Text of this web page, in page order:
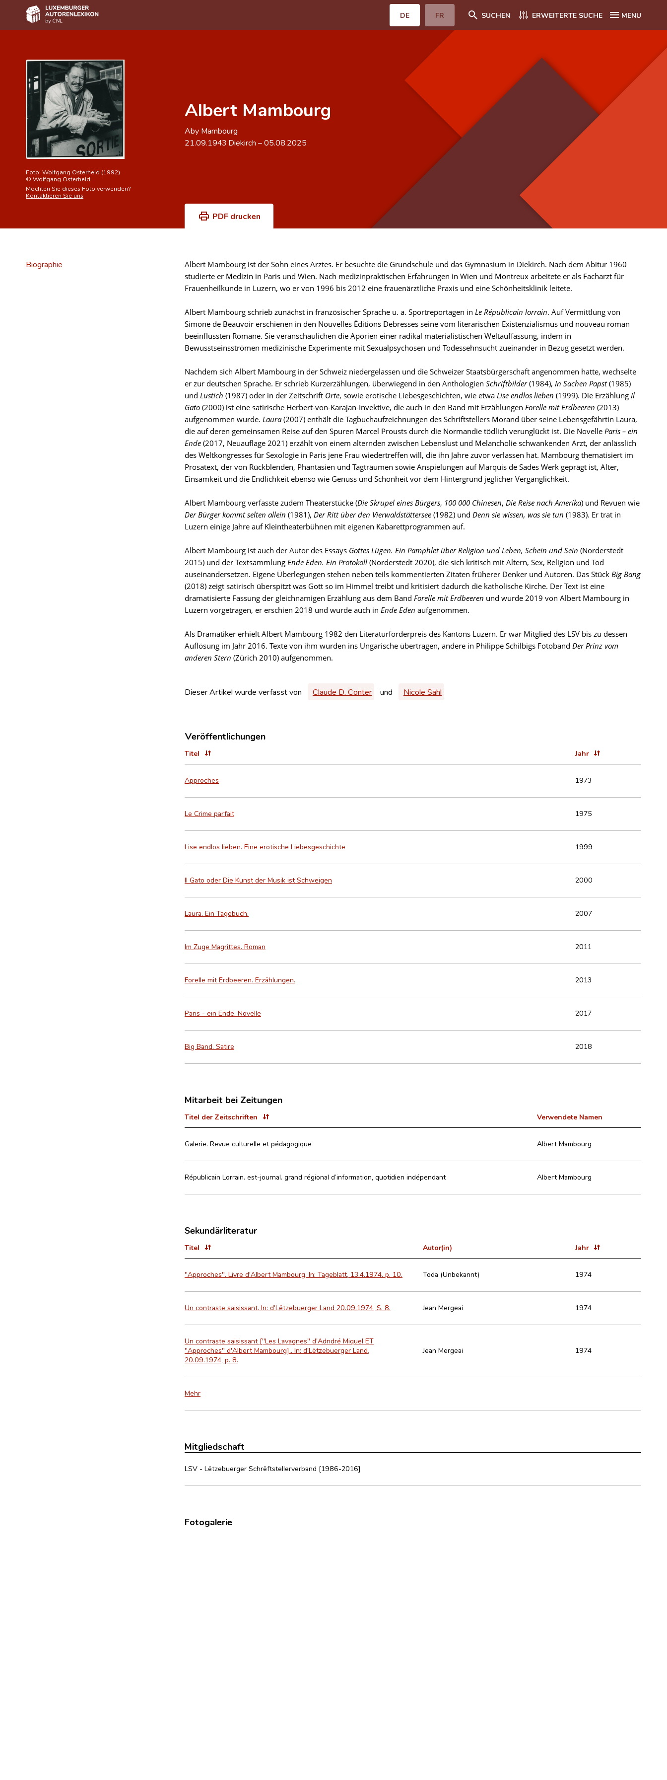
DE FR SUCHEN ERWEITERTE SUCHE MENU
Autor(inn)en A-Z
Erweiterte Suche
Häufige Fragen und Antworten
CNL
Forschungsgruppe
Kontakt
Foto: Wolfgang Osterheld (1992)
© Wolfgang Osterheld
Möchten Sie dieses Foto verwenden?
Kontaktieren Sie uns
Albert Mambourg
Aby Mambourg
21.09.1943 Diekirch –05.08.2025
PDF drucken
Biographie
Albert Mambourg ist der Sohn eines Arztes. Er besuchte die Grundschule und das Gymnasium in Diekirch. Nach dem Abitur 1960
studierte er Medizin in Paris und Wien. Nach medizinpraktischen Erfahrungen in Wien und Montreux arbeitete er als Facharzt für
Frauenheilkunde in Luzern, wo er von 1996 bis 2012 eine frauenärztliche Praxis und eine Schönheitsklinik leitete.
Albert Mambourg schrieb zunächst in französischer Sprache u. a. Sportreportagen in Le Républicain lorrain. Auf Vermittlung von
Simone de Beauvoir erschienen in den Nouvelles Éditions Debresses seine vom literarischen Existenzialismus und nouveau roman
beeinflussten Romane. Sie veranschaulichen die Aporien einer radikal materialistischen Weltauffassung, indem in
Bewusstseinsströmen medizinische Experimente mit Sexualpsychosen und Todessehnsucht zueinander in Bezug gesetzt werden.
Nachdem sich Albert Mambourg in der Schweiz niedergelassen und die Schweizer Staatsbürgerschaft angenommen hatte, wechselte
er zur deutschen Sprache. Er schrieb Kurzerzählungen, überwiegend in den Anthologien Schriftbilder(1984), In Sachen Papst(1985)
und Lustich (1987) oder in der Zeitschrift Orte, sowie erotische Liebesgeschichten, wie etwa Lise endlos lieben (1999). Die Erzählung Il
Gato (2000) ist eine satirische Herbert-von-Karajan-Invektive, die auch in den Band mit Erzählungen Forelle mit Erdbeeren (2013)
aufgenommen wurde. Laura(2007) enthält die Tagbuchaufzeichnungen des Schriftstellers Morand über seine Lebensgefährtin Laura,
die auf deren gemeinsamen Reise auf den Spuren Marcel Prousts durch die Normandie tödlich verunglückt ist. Die Novelle Paris – ein
Ende (2017, Neuauflage 2021) erzählt von einem alternden zwischen Lebenslust und Melancholie schwankenden Arzt, der anlässlich
des Weltkongresses für Sexologie in Paris jene Frau wiedertreffen will, die ihn Jahre zuvor verlassen hat. Mambourg thematisiert im
Prosatext, der von Rückblenden, Phantasien und Tagträumen sowie Anspielungen auf Marquis de Sades Werk geprägt ist, Alter,
Einsamkeit und die Endlichkeit ebenso wie Genuss und Schönheit vor dem Hintergrund jeglicher Vergänglichkeit.
Albert Mambourg verfasste zudem Theaterstücke (Die Skrupel eines Bürgers, 100 000 Chinesen, Die Reise nach Amerika) und Revuen wie
Der Bürger kommt selten allein (1981), Der Ritt über den Vierwaldstättersee (1982) und Denn sie wissen, was sie tun (1983). Er trat in
Luzern einige Jahre auf Kleintheaterbühnen mit eigenen Kabarettprogrammen auf.
Albert Mambourg ist auch der Autor des Essays Gottes Lügen. Ein Pamphlet über Religion und Leben, Schein und Sein (Norderstedt
2015) und der Textsammlung Ende Eden. Ein Protokoll (Norderstedt 2020), die sich kritisch mit Altern, Sex, Religion und Tod
auseinandersetzen. Eigene Überlegungen stehen neben teils kommentierten Zitaten früherer Denker und Autoren. Das Stück Big Bang
(2018) zeigt satirisch überspitzt was Gott so im Himmel treibt und kritisiert dadurch die katholische Kirche. Der Text ist eine
dramatisierte Fassung der gleichnamigen Erzählung aus dem Band Forelle mit Erdbeeren und wurde 2019 von Albert Mambourg in
Luzern vorgetragen, er erschien 2018 und wurde auch in Ende Eden aufgenommen.
Als Dramatiker erhielt Albert Mambourg 1982 den Literaturförderpreis des Kantons Luzern. Er war Mitglied des LSV bis zu dessen
Auflösung im Jahr 2016. Texte von ihm wurden ins Ungarische übertragen, andere in Philippe Schilbigs Fotoband Der Prinz vom
anderen Stern (Zürich 2010) aufgenommen.
Dieser Artikel wurde verfasst von Claude D. Conter und Nicole Sahl
Veröffentlichungen
Titel Jahr
Approches 1973
Le Crime parfait 1975
Lise endlos lieben. Eine erotische Liebesgeschichte 1999
Il Gato oder Die Kunst der Musik ist Schweigen 2000
Laura. Ein Tagebuch. 2007
Im Zuge Magrittes. Roman 2011
Forelle mit Erdbeeren. Erzählungen. 2013
Paris - ein Ende. Novelle 2017
Big Band. Satire 2018
Mitarbeit bei Zeitungen
Titel der Zeitschriften Verwendete Namen
Galerie. Revue culturelle et pédagogique Albert Mambourg
Républicain Lorrain. est-journal. grand régional d’information, quotidien indépendant Albert Mambourg
Sekundärliteratur
Titel Autor(in) Jahr
"Approches". Livre d'Albert Mambourg. In: Tageblatt, 13.4.1974. p. 10. Toda (Unbekannt) 1974
Un contraste saisissant. In: d'Lëtzebuerger Land 20.09.1974, S. 8. Jean Mergeai 1974
Un contraste saisissant ["Les Lavagnes" d'Adndré Miquel ET
"Approches" d'Albert Mambourg].. In: d'Lëtzebuerger Land,
20.09.1974, p. 8.
Jean Mergeai 1974
Mehr
Mitgliedschaft
LSV - Lëtzebuerger Schrëftstellerverband [1986-2016]
Fotogalerie